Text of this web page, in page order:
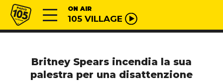
Vai al contenuto
Radio 105 ON AIR
105 VILLAGE
Britney Spears incendia la sua
palestra per una disattenzione